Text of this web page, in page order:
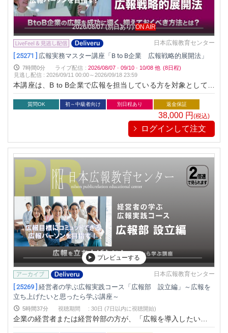
のノウハウを余すことなくレクチャーし、そのメソッドを約5
時間（２倍速で２．５時間）の速習で習得できる貴重な講座で
す。この講座を受講することで、明日からB to B企業でも成果
を上げることが可能となります。
2026/08/07 (別日あり) ON AIR
日本広報教育センター
[ 25271 ] 広報実務マスター講座「B to B企業 広報戦略的展開法」
7時間0分 ライブ配信 : 2026/08/07 · 09/10 · 10/08 他 (8日程)
見逃し配信 :2026/09/11 00:00～2026/09/18 23:59
本講座は、B to B企業で広報を担当している方を対象としてい
ます。B to B企業における広報で成功するための効果的な戦略
と、具体的な実施方法をわかりやすく解説しています。B to B
企業でもB to C企業同様に成功するノウハウを確実に身につけ
ることができます。 B to B企業において、広報に本格的に取り
組む企業はまだ少ないのが現状です。まして本格的に戦略的に
広報を実践している企業はほとんど見当たりません。広報が注
目されるようになったのはここ数年のことで、いまだ多くの企
業が基礎的な広報活動に追われているのが現状です。 しかし、
B to B企業で高度な広報スキルを持ち、戦略的な広報を実行し
着実に成果を上げる企業がいます。広報を効果的に活用するこ
とで競争力を高め、ブランド価値の向上、新規顧客の獲得など
様々な成果を得ています。まだ本格的に広報に取り組んでいる
企業が少ない今だからこそ、広報の本格的展開に取り組むチャ
ンスと言えるでしょう。「B to B企業広報」においても多数の
指導実績のある一流広報コンサルタントがマル秘ともいえるそ
のノウハウを余すことなくレクチャーし、そのメソッドを約5
時間（２倍速で２．５時間）の速習で習得できる貴重な講座で
す。この講座を受講することで、明日からB to B企業でも成果
を上げることが可能となります。
質問OK 初～中級者向け 別日程あり 返金保証
38,000 円(税込)
ログインして注文
プレビューする
日本広報教育センター
[ 25269 ] 経営者の学ぶ広報実践コース「広報部 設立編」～広報を
立ち上げたいと思ったら学ぶ講座～
5時間37分 視聴期間 : 30日 (7日以内に視聴開始)
企業の経営者または経営幹部の方が、「広報を導入したいが、
どのように始めたらよいか、わからない」、もしくは「広報部